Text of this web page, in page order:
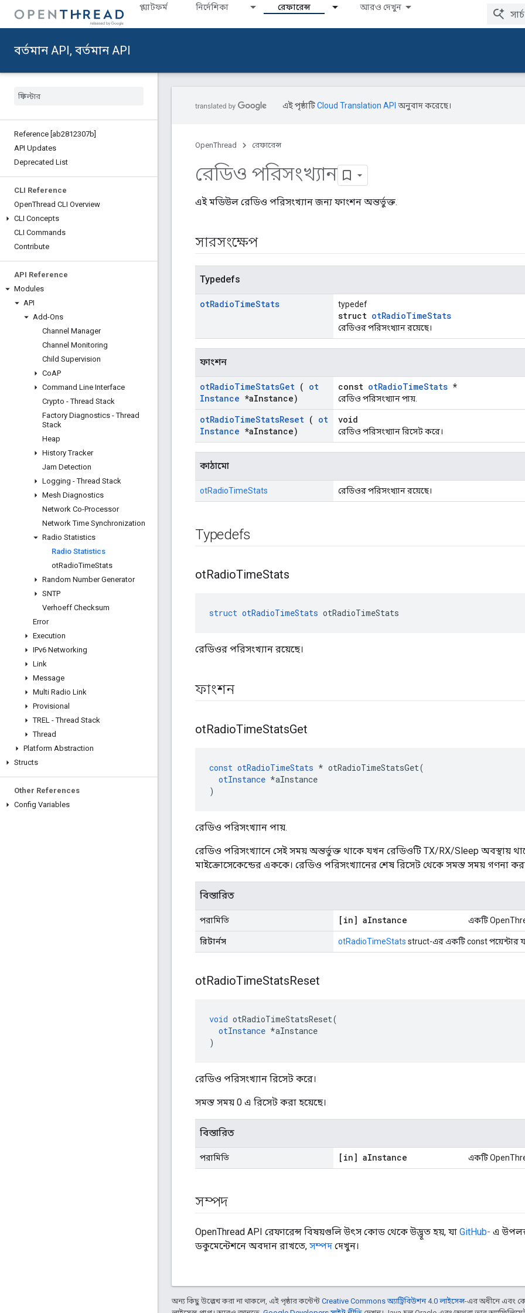
প্ল্যাটফর্ম নির্দেশিকা রেফারেন্স আরও দেখুন
বর্তমান API, বর্তমান API
Reference [ab2812307b]
API Updates
Deprecated List
CLI Reference
OpenThread CLI Overview
CLI Concepts
CLI Commands
Contribute
API Reference
Modules
API
Add-Ons
Channel Manager
Channel Monitoring
Child Supervision
CoAP
Command Line Interface
Crypto - Thread Stack
Factory Diagnostics - Thread
Stack
Heap
History Tracker
Jam Detection
Logging - Thread Stack
Mesh Diagnostics
Network Co-Processor
Network Time Synchronization
Radio Statistics
Radio Statistics
otRadioTimeStats
Random Number Generator
SNTP
Verhoeff Checksum
Error
Execution
IPv6 Networking
Link
Message
Multi Radio Link
Provisional
TREL - Thread Stack
Thread
Platform Abstraction
Structs
Other References
Config Variables
এই পৃষ্ঠাটিCloud Translation API অনুবাদ করেছে।
OpenThread রেফারেন্স
রেডিও পরিসংখ্যান
এই মডিউল রেডিও পরিসংখ্যান জন্য ফাংশন অন্তর্ভুক্ত.
সারসংক্ষেপ
Typedefs
otRadioTimeStats typedef
struct otRadioTimeStats
রেডিওর পরিসংখ্যান রয়েছে।
ফাংশন
otRadioTimeStatsGet ( ot
Instance *aInstance)
const otRadioTimeStats *
রেডিও পরিসংখ্যান পায়.
otRadioTimeStatsReset ( ot
Instance *aInstance)
void
রেডিও পরিসংখ্যান রিসেট করে।
কাঠামো
otRadioTimeStats রেডিওর পরিসংখ্যান রয়েছে।
Typedefs
otRadioTimeStats
struct otRadioTimeStats otRadioTimeStats
রেডিওর পরিসংখ্যান রয়েছে।
ফাংশন
otRadioTimeStatsGet
const otRadioTimeStats * otRadioTimeStatsGet(
otInstance *aInstance
)
রেডিও পরিসংখ্যান পায়.
রেডিও পরিসংখ্যানে সেই সময় অন্তর্ভুক্ত থাকে যখন রেডিওটি TX/RX/Sleep অবস্থায়
মাইক্রোসেকেন্ডের এককে। রেডিও পরিসংখ্যানের শেষ রিসেট থেকে সমস্ত সময় গণনা
বিস্তারিত
পরামিতি [in] aInstance একটি
রিটার্নস otRadioTimeStats struct-এর একটি const পয়েন্টার
otRadioTimeStatsReset
void otRadioTimeStatsReset(
otInstance *aInstance
)
রেডিও পরিসংখ্যান রিসেট করে।
সমস্ত সময় 0 এ রিসেট করা হয়েছে।
বিস্তারিত
পরামিতি [in] aInstance একটি
সম্পদ
OpenThread API রেফারেন্স বিষয়গুলি উৎস কোড থেকে উদ্ভূত হয়, যা GitHub- এ
ডকুমেন্টেশনে অবদান রাখতে, সম্পদ দেখুন।
অন্য কিছু উল্লেখ করা না থাকলে, এই পৃষ্ঠার কন্টেন্ট Creative Commons অ্যাট্রিবিউশন 4.0 লাইসেন্স-এর অধীনে এবং